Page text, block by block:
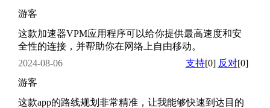
游客
这款加速器VPM应用程序可以给你提供最高速度和安
全性的连接，并帮助你在网络上自由移动。
2024-08-06
支持[0] 反对[0]
游客
这款app的路线规划非常精准，让我能够快速到达目的